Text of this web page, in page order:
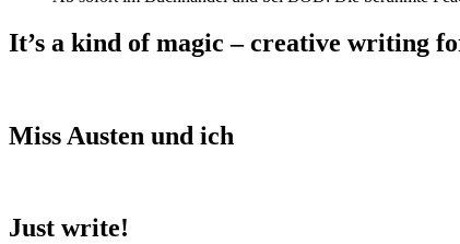
It’s a kind of magic – creative writing
Miss Austen und ich
Just write!